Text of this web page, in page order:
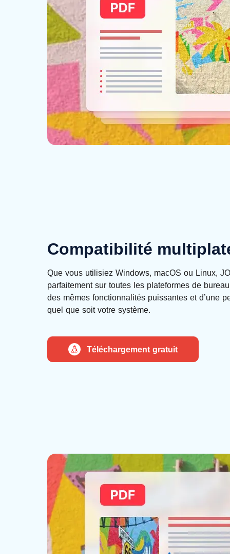
Compatibilité
Que vous utilisiez Windows, macOS ou Linux,
parfaitement sur toutes les plateformes de
des mêmes fonctionnalités puissantes et d’une
quel que soit votre système.
Téléchargement gratuit